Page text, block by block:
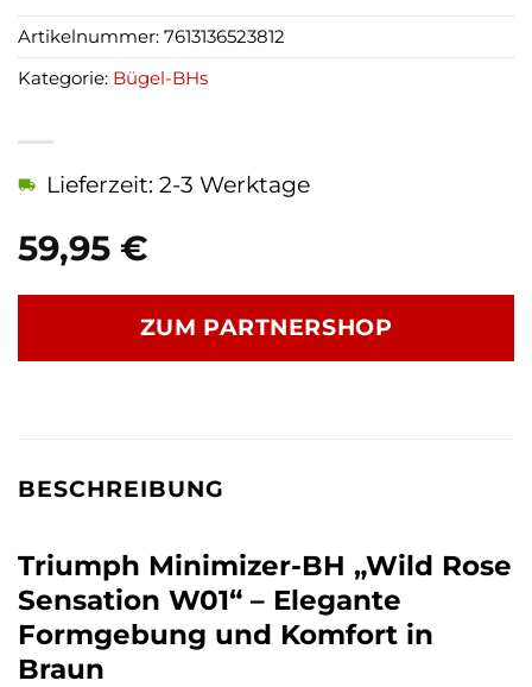
59,95 €
Lieferzeit: 2-3 Werktage
ZUM PARTNERSHOP
Artikelnummer: 7613136523812
Kategorie: Bügel-BHs
BESCHREIBUNG
Triumph Minimizer-BH „Wild Rose
Sensation W01“ – Elegante
Formgebung und Komfort in
Braun